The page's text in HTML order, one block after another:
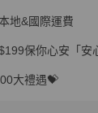
地&國際運費
保你心安「安
大禮遇💝